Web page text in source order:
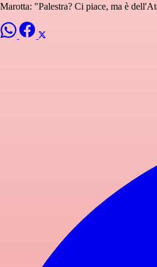
Marotta: "Palestra? Ci piace, ma è